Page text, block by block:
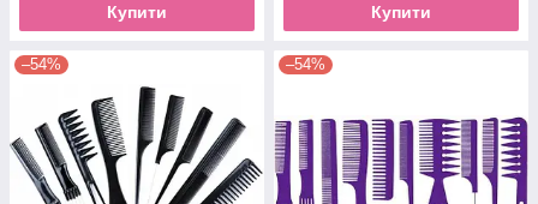
Купити Купити
–54% –54%